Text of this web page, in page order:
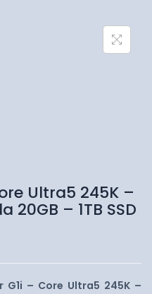
Ultra5 245K –
20GB – 1TB SSD
G1i – Core Ultra5 245K –